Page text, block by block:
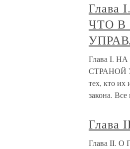
ЧТО
Глава I.
СТРАНОЙ
тех, кто их
закона.
Глава II.